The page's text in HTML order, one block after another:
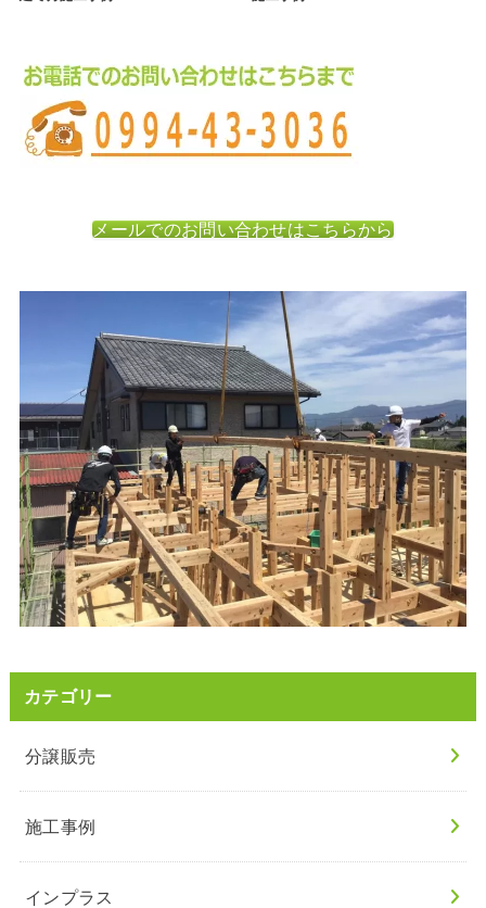
メールでのお問い合わせはこちらから
カテゴリー
分譲販売
施工事例
インプラス